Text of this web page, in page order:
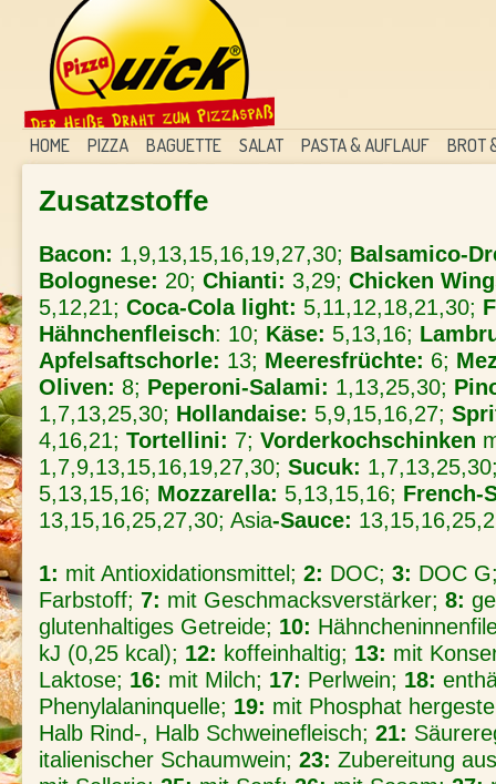
HOME PIZZA BAGUETTE SALAT PASTA & AUFLAUF BROT
Zusatzstoffe
Bacon: 1,9,13,15,16,19,27,30; Balsamico-
Bolognese: 20; Chianti: 3,29; Chicken
5,12,21; Coca-Cola light: 5,11,12,18,21,30;
Hähnchenfleisch: 10; Käse: 5,13,16;
Apfelsaftschorle: 13; Meeresfrüchte: 6;
Oliven: 8; Peperoni-Salami: 1,13,25,30;
1,7,13,25,30; Hollandaise: 5,9,15,16,27;
4,16,21; Tortellini: 7; Vorderkochschinken
1,7,9,13,15,16,19,27,30; Sucuk:
5,13,15,16; Mozzarella: 5,13,15,16; French-
13,15,16,25,27,30; Asia-Sauce:
1: mit Antioxidationsmittel; 2: DOC; 3: DOC
Farbstoff; 7: mit Geschmacksverstärker; 8:
glutenhaltiges Getreide; 10:
kJ (0,25 kcal); 12: koffeinhaltig; 13: mit
Laktose; 16: mit Milch; 17: Perlwein; 18:
Phenylalaninquelle; 19: mit Phosphat
Halb Rind-, Halb Schweinefleisch; 21:
italienischer Schaumwein; 23: Zubereitung